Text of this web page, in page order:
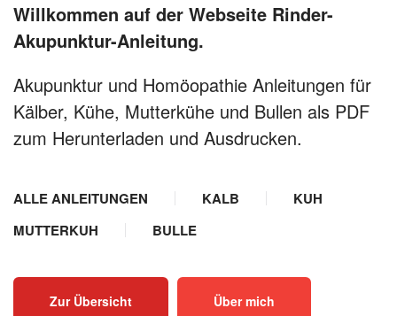
Willkommen auf der Webseite Rinder-
Akupunktur-Anleitung.
Akupunktur und Homöopathie Anleitungen für
Kälber, Kühe, Mutterkühe und Bullen als PDF
zum Herunterladen und Ausdrucken.
ALLE ANLEITUNGEN KALB
KUH
MUTTERKUH
BULLE
Zur Übersicht Über mich